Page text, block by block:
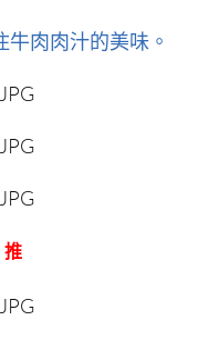
肉肉汁的美味。
推